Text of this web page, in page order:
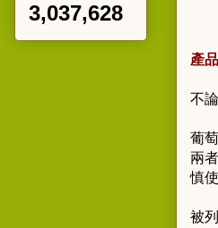
產
不
葡
兩
慎
被
3,037,628